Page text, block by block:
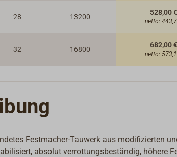
28 13200
528,00
netto:
32 16800
682,00
netto:
Festmacher-Tauwerk aus modifizierten
absolut verrottungsbeständig, höhere